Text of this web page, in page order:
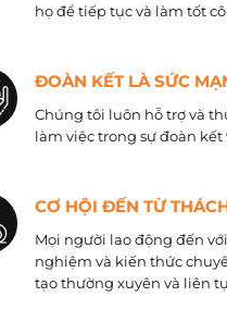
họ để tiếp tục và làm tốt
ĐOÀN KẾT LÀ SỨC
Chúng tôi luôn hỗ trợ và
làm việc trong sự đoàn
CƠ HỘI ĐẾN TỪ
Mọi người lao động đến
nghiệm và kiến ​​thức
tạo thường xuyên và liên